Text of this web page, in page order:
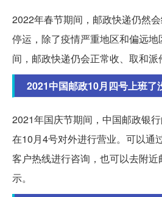
2022年春节期间，邮政快递仍然
停运，除了疫情严重地区和偏远
间，邮政快递仍会正常收、取和派
2021中国邮政10月四号上班了
2021年国庆节期间，中国邮政银
在10月4号对外进行营业。可以通
客户热线进行咨询，也可以去附
示。